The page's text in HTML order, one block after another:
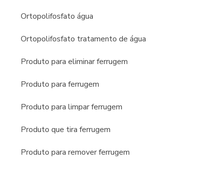
Ortopolifosfato água
Ortopolifosfato tratamento de água
Produto para eliminar ferrugem
Produto para ferrugem
Produto para limpar ferrugem
Produto que tira ferrugem
Produto para remover ferrugem